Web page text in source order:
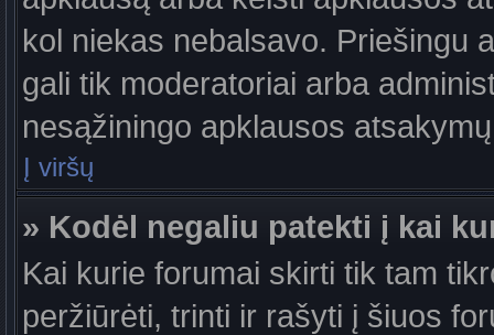
kol niekas nebalsavo. Priešingu
gali tik moderatoriai arba
nesąžiningo apklausos
Į viršų
» Kodėl negaliu patekti į kai
Kai kurie forumai skirti tik tam
peržiūrėti, trinti ir rašyti į šiuos